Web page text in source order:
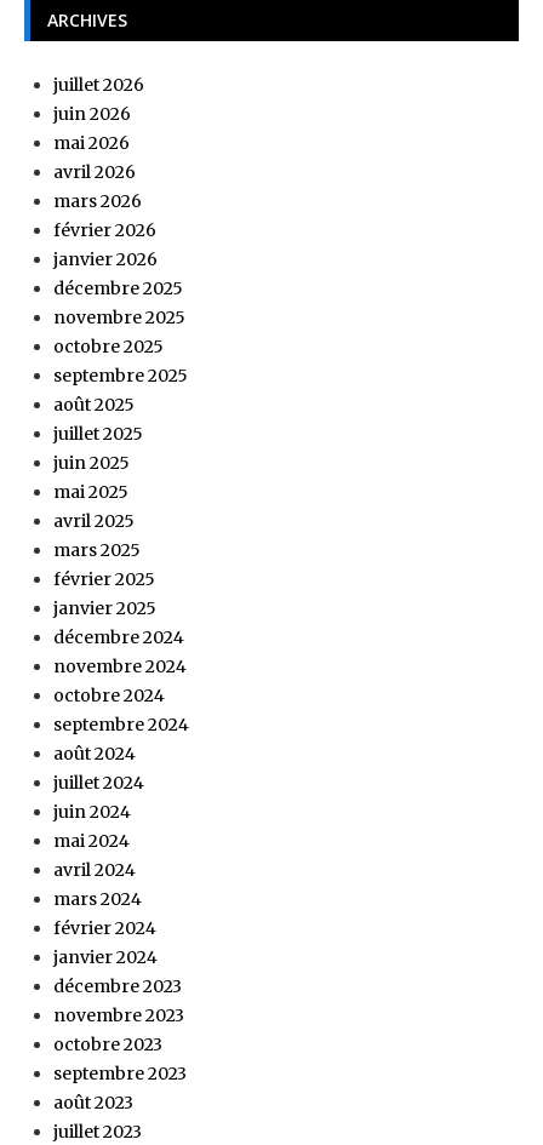
ARCHIVES
juillet 2026
juin 2026
mai 2026
avril 2026
mars 2026
février 2026
janvier 2026
décembre 2025
novembre 2025
octobre 2025
septembre 2025
août 2025
juillet 2025
juin 2025
mai 2025
avril 2025
mars 2025
février 2025
janvier 2025
décembre 2024
novembre 2024
octobre 2024
septembre 2024
août 2024
juillet 2024
juin 2024
mai 2024
avril 2024
mars 2024
février 2024
janvier 2024
décembre 2023
novembre 2023
octobre 2023
septembre 2023
août 2023
juillet 2023